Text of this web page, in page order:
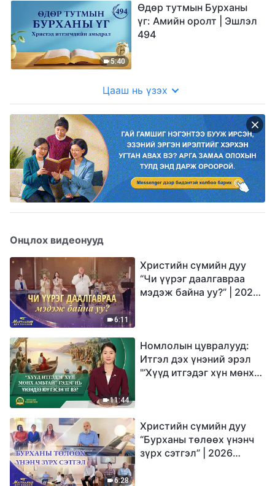
5:40
Өдөр тутмын Бурханы
үг: Амийн оролт | Эшлэл
494
Цааш нь үзэх
Онцлох видеонууд
6:11
Христийн сүмийн дуу
“Чи үүрэг даалгавраа
мэдэж байна уу?” | 2026
11:44
Номлолын цувралууд:
Итгэл дэх үнэний эрэл
"‘Хүүд итгэдэг хүн мөнх
6:28
Христийн сүмийн дуу
“Бурханы төлөөх үнэнч
зүрх сэтгэл” | 2026